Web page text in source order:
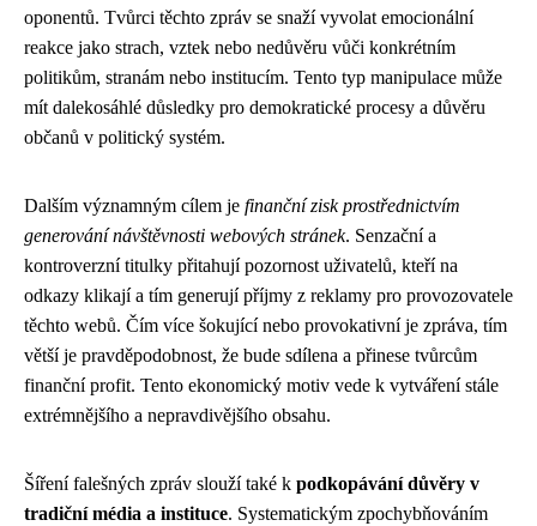
oponentů. Tvůrci těchto zpráv se snaží vyvolat emocionální
reakce jako strach, vztek nebo nedůvěru vůči konkrétním
politikům, stranám nebo institucím. Tento typ manipulace může
mít dalekosáhlé důsledky pro demokratické procesy a důvěru
občanů v politický systém.
Dalším významným cílem je finanční zisk prostřednictvím
generování návštěvnosti webových stránek. Senzační a
kontroverzní titulky přitahují pozornost uživatelů, kteří na
odkazy klikají a tím generují příjmy z reklamy pro provozovatele
těchto webů. Čím více šokující nebo provokativní je zpráva, tím
větší je pravděpodobnost, že bude sdílena a přinese tvůrcům
finanční profit. Tento ekonomický motiv vede k vytváření stále
extrémnějšího a nepravdivějšího obsahu.
Šíření falešných zpráv slouží také k podkopávání důvěry v
tradiční média a instituce. Systematickým zpochybňováním